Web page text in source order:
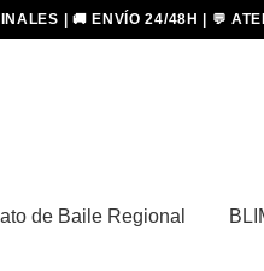
de Baile Regional